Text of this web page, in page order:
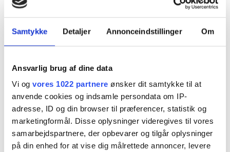
Samtykke Detaljer Annonceindstillinger Om
Ansvarlig brug af dine data
Vi og vores 1022 partnere ønsker dit samtykke til at
anvende cookies og indsamle persondata om IP-
adresse, ID og din browser til præferencer, statistik og
marketingformål. Disse oplysninger videregives til vores
samarbejdspartnere, der opbevarer og tilgår oplysninger
på din enhed for at vise dig målrettede annoncer, levere
afkast i slutningen af den igangværende
perioden ventes investeringsniveauet at falde
I 2025 investerede Novonesis 471 mio. EUR
svarende til over 11 pct. af omsætningen på godt
fire mia. EUR. I 2026 løftes CAPEX-niveauet til 12-